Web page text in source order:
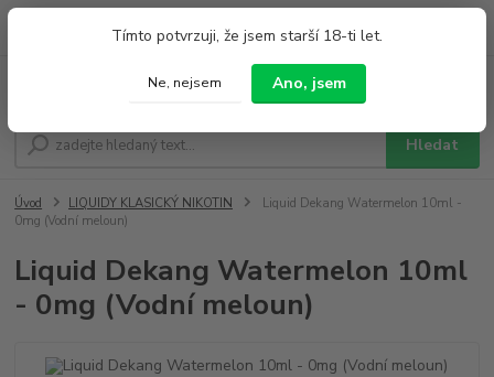
Tímto potvrzuji, že jsem starší 18-ti let.
Ne, nejsem Ano, jsem
Hledat
Po - Pá 9:00 - 19:00 So 9:00 - 14:00
Úvod LIQUIDY KLASICKÝ NIKOTIN
Liquid Dekang Watermelon 10ml -
0mg (Vodní meloun)
Liquid Dekang Watermelon 10ml
- 0mg (Vodní meloun)